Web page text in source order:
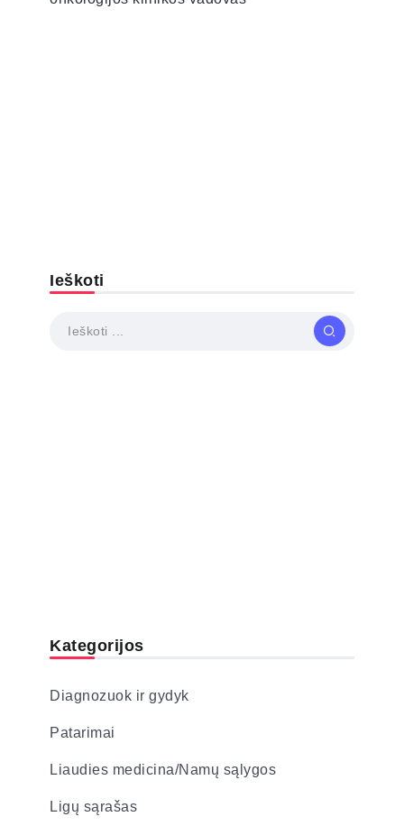
Ieškoti
Kategorijos
Diagnozuok ir gydyk
Patarimai
Liaudies medicina/Namų sąlygos
Ligų sąrašas